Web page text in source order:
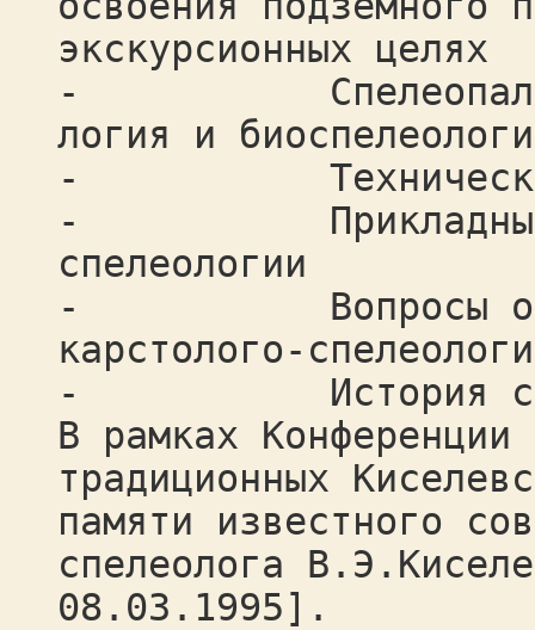
экскурсионных целях
-
логия и
- Техническая
- Прикладные
спелеологии
- Вопросы
карстолого-
- История
В рамках Конференции
традиционных
памяти известного
спелеолога
08.03.1995].